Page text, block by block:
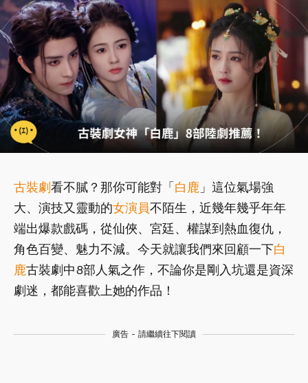
古裝劇看不膩？那你可能對「 白鹿 」這位氣場強
大、演技又靈動的女演員不陌生，近幾年幾乎年年
端出爆款戲碼，從仙俠、宮廷、權謀到熱血復仇，
角色百變、魅力不減。今天就讓我們來回顧一下白
鹿古裝劇中8部人氣之作，不論你是剛入坑還是資深
劇迷，都能喜歡上她的作品！
廣告 - 請繼續往下閱讀